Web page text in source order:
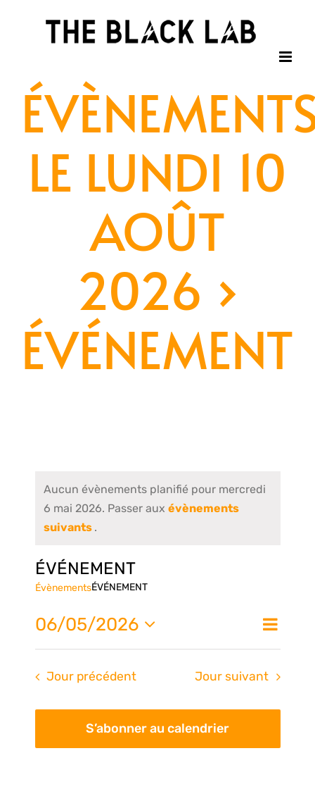
LE LUNDI 10
AOÛT
2026 ›
ÉVÉNEMENT
Aucun évènements planifié pour mercredi
6 mai 2026. Passer aux évènements
suivants .
ÉVÉNEMENT
ÉvènementsÉVÉNEMENT
de
Jour
06/05/2026
Sélectionnez
date.
Jour précédent Jour suivant
S’abonner au calendrier